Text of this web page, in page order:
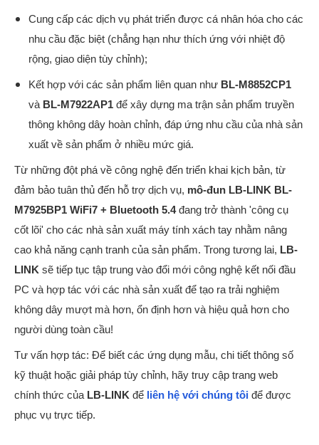
Cung cấp các dịch vụ phát triển được cá nhân hóa cho các
nhu cầu đặc biệt (chẳng hạn như thích ứng với nhiệt độ
rộng, giao diện tùy chỉnh);
Kết hợp với các sản phẩm liên quan như BL-M8852CP1
và BL-M7922AP1 để xây dựng ma trận sản phẩm truyền
thông không dây hoàn chỉnh, đáp ứng nhu cầu của nhà sản
xuất về sản phẩm ở nhiều mức giá.
Từ những đột phá về công nghệ đến triển khai kịch bản, từ
đảm bảo tuân thủ đến hỗ trợ dịch vụ, mô-đun LB-LINK BL-
M7925BP1 WiFi7 + Bluetooth 5.4đang trở thành 'công cụ
cốt lõi' cho các nhà sản xuất máy tính xách tay nhằm nâng
cao khả năng cạnh tranh của sản phẩm. Trong tương lai, LB-
LINK sẽ tiếp tục tập trung vào đổi mới công nghệ kết nối đầu
PC và hợp tác với các nhà sản xuất để tạo ra trải nghiệm
không dây mượt mà hơn, ổn định hơn và hiệu quả hơn cho
người dùng toàn cầu!
Tư vấn hợp tác: Để biết các ứng dụng mẫu, chi tiết thông số
kỹ thuật hoặc giải pháp tùy chỉnh, hãy truy cập trang web
chính thức của LB-LINK để liên hệ với chúng tôi để được
phục vụ trực tiếp.